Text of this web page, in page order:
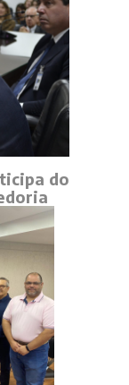
do